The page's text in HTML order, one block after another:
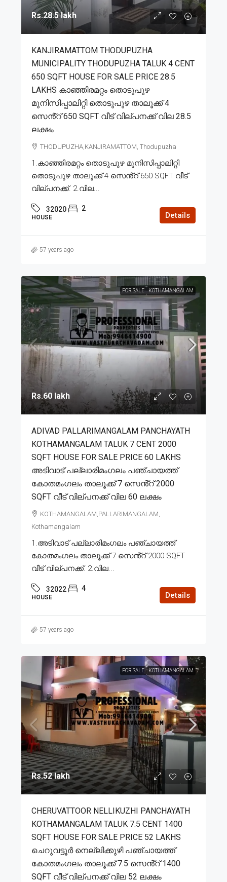
Rs.28.5 lakh
KANJIRAMATTOM THODUPUZHA
MUNICIPALITY THODUPUZHA TALUK 4 CENT
650 SQFT HOUSE FOR SALE PRICE 28.5
LAKHS കാഞ്ഞിരമറ്റം തൊടുപുഴ
മുനിസിപ്പാലിറ്റി തൊടുപുഴ താലൂക്ക് 4
സെൻ്റ് 650 SQFT വീട് വില്പനക്ക് വില 28.5
ലക്ഷം
THODUPUZHA,KANJIRAMATTOM, Thodupuzha
1.കാഞ്ഞിരമറ്റം തൊടുപുഴ മുനിസിപ്പാലിറ്റി
തൊടുപുഴ താലൂക്ക് 4 സെൻ്റ് 650 SQFT വീട്
വില്പനക്ക്. 2.വില...
32020 2
HOUSE Details
57 years ago
FOR SALE KOTHAMANGALAM
Rs.60 lakh
ADIVAD PALLARIMANGALAM PANCHAYATH
KOTHAMANGALAM TALUK 7 CENT 2000
SQFT HOUSE FOR SALE PRICE 60 LAKHS
അടിവാട് പല്ലാരിമംഗലം പഞ്ചായത്ത്
കോതമംഗലം താലൂക്ക് 7 സെൻ്റ് 2000
SQFT വീട് വില്പനക്ക് വില 60 ലക്ഷം
KOTHAMANGALAM,PALLARIMANGALAM,
Kothamangalam
1.അടിവാട് പല്ലാരിമംഗലം പഞ്ചായത്ത്
കോതമംഗലം താലൂക്ക് 7 സെൻ്റ് 2000 SQFT
വീട് വില്പനക്ക്. 2.വില...
32022 4
HOUSE Details
57 years ago
FOR SALE KOTHAMANGALAM
Rs.52 lakh
CHERUVATTOOR NELLIKUZHI PANCHAYATH
KOTHAMANGALAM TALUK 7.5 CENT 1400
SQFT HOUSE FOR SALE PRICE 52 LAKHS
ചെറുവട്ടൂർ നെല്ലിക്കുഴി പഞ്ചായത്ത്
കോതമംഗലം താലൂക്ക് 7.5 സെൻ്റ് 1400
SQFT വീട് വില്പനക്ക് വില 52 ലക്ഷം